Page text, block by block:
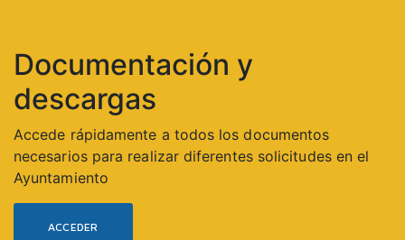
Documentación y
descargas
Accede rápidamente a todos los documentos
necesarios para realizar diferentes solicitudes en el
Ayuntamiento
ACCEDER